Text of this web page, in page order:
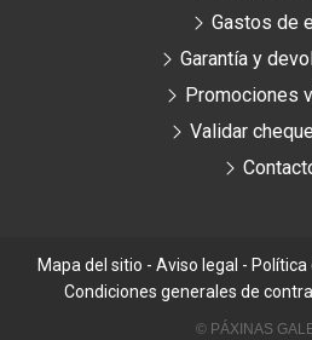
Gastos de
Garantía y
Promociones
Validar
Mapa del sitio - Aviso legal - Política
Condiciones generales de
© PÁXINAS